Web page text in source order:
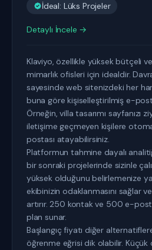
İdeal: Lüks Projeler
Detaylı İncele →
Klaviyo, özellikle yüksek bütçeli
mimarlık ofisleri için idealdir.
sayesinde web sitenizdeki her
buna göre kişiselleştirilmiş e-
Örneğin, villa tasarımı sayfanızı
iletişime geçmeyen kişilere
postası atayabilirsiniz.
Platformun tahmine dayalı
bir sonraki projelerinde sizinle
yüksek olduğunu belirlemenize
ekibinizin odaklanmasını sağlar
artırır. 250 kontak ve 500 e-
plan sunar.
Başlangıç fiyatı diğer
öğrenme eğrisi dik olabilir. Küçük